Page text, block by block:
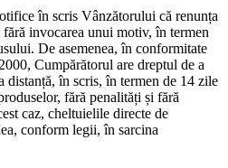
în scris Vânzătorului că renunța
invocarea unui motiv, în termen
De asemenea, în conformitate
Cumpărătorul are dreptul de a
distanță, în scris, în termen de 14 zile
fără penalități și fără
caz, cheltuielile directe de
conform legii, în sarcina